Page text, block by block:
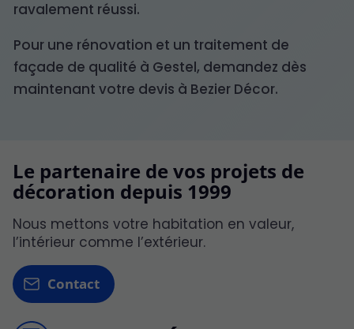
ravalement réussi.
Pour une rénovation et un traitement de
façade de qualité à Gestel, demandez dès
maintenant votre devis à Bezier Décor.
Le partenaire de vos projets de
décoration depuis 1999
Nous mettons votre habitation en valeur,
l’intérieur comme l’extérieur.
Contact